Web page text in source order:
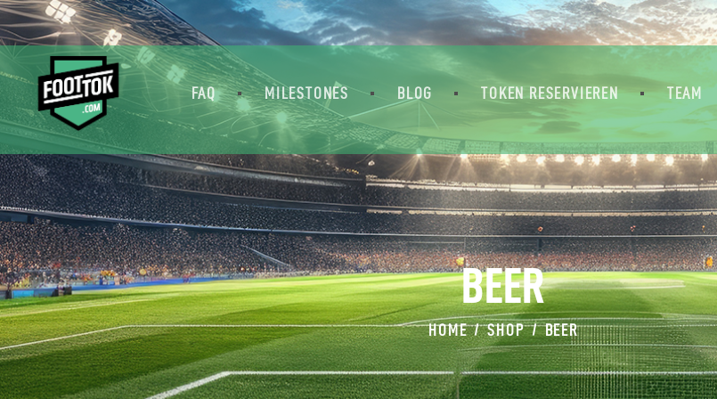
FAQ MILESTONES BLOG TOKEN RESERVIEREN TEAM
BEER
HOME SHOP BEER
FAQ
MILESTONES
TOKEN RESERVIEREN
TEAM
KONTAKT
DEUTSCH